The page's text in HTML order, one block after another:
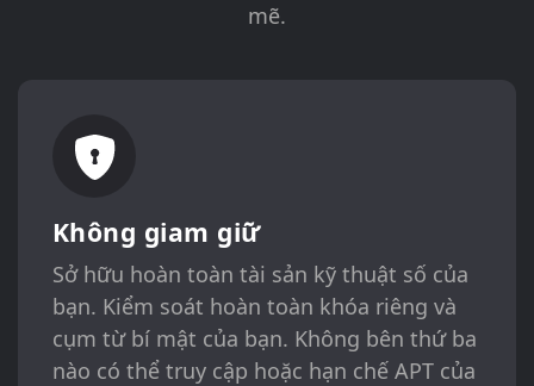
mẽ.
Không giam giữ
Sở hữu hoàn toàn tài sản kỹ thuật số của
bạn. Kiểm soát hoàn toàn khóa riêng và
cụm từ bí mật của bạn. Không bên thứ ba
nào có thể truy cập hoặc hạn chế APT của